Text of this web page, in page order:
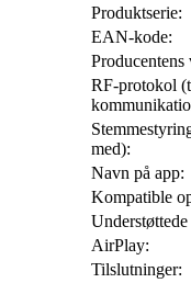
Produktserie:
EAN-kode:
Producentens
RF-protokol
med):
Navn på app:
Kompatible
AirPlay:
Tilslutninger: